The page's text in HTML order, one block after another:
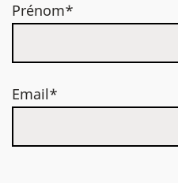
Prénom*
Email*